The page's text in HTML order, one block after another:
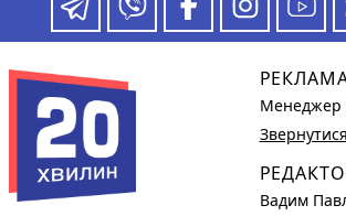
Менеджер
Звернутися
Вадим